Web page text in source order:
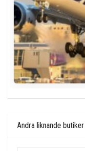
Andra liknande butiker